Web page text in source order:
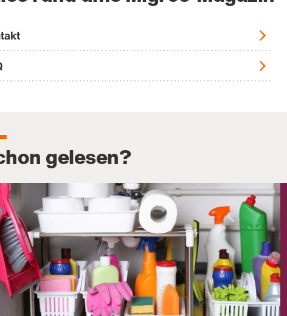
gelesen?